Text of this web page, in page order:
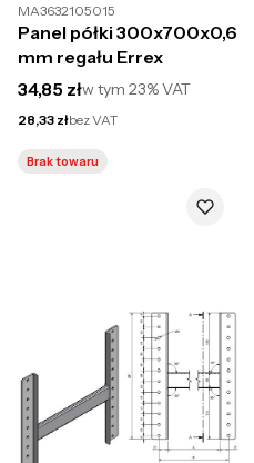
MA3632105015
Panel półki 300x700x0,6
mm regału Errex
Cena brutto
34,85 złw tym 23%VAT
Cena netto
28,33 złbez VAT
Brak towaru